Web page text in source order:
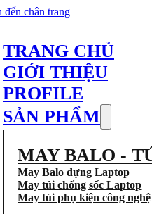
đến chân trang
TRANG CHỦ
GIỚI THIỆU
PROFILE
SẢN PHẨM
MAY BALO -
May Balo dựng Laptop
May túi chống sốc Laptop
May túi phụ kiện công nghệ